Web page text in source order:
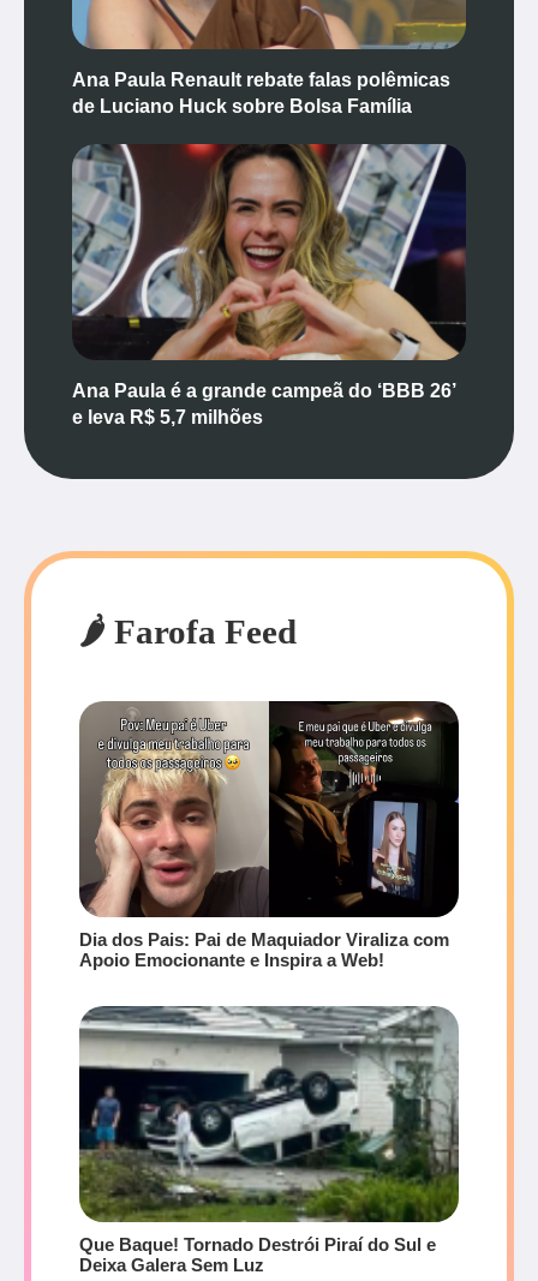
Ana Paula Renault rebate falas polêmicas
de Luciano Huck sobre Bolsa Família
Ana Paula é a grande campeã do ‘BBB 26’
e leva R$ 5,7 milhões
🌶️ Farofa Feed
Dia dos Pais: Pai de Maquiador Viraliza com
Apoio Emocionante e Inspira a Web!
Que Baque! Tornado Destrói Piraí do Sul e
Deixa Galera Sem Luz